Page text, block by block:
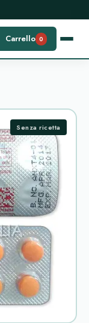
Carrello 0
Senza ricetta